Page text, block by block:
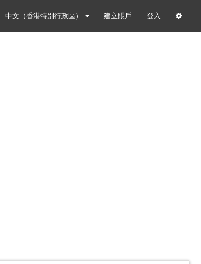
中文（香港特別行政區） 建立賬戶 登入